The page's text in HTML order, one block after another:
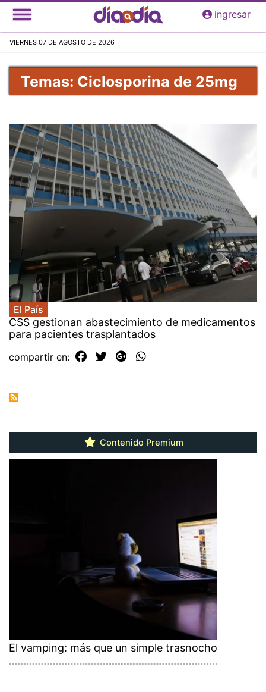
Pasar
al
principal
ingresar
VIERNES 07 DE AGOSTO DE 2026
Temas: Ciclosporina de 25mg
El País
CSS gestionan abastecimiento de medicamentos
para pacientes trasplantados
compartir en:
Contenido Premium
El vamping: más que un simple trasnocho